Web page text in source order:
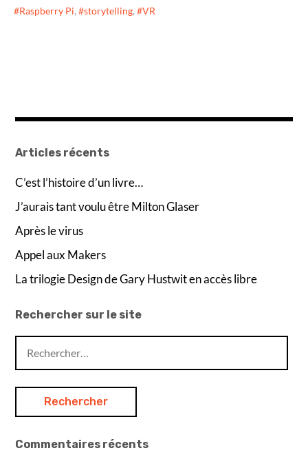
Raspberry Pi, storytelling, VR
Articles récents
C’est l’histoire d’un livre…
J’aurais tant voulu être Milton Glaser
Après le virus
Appel aux Makers
La trilogie Design de Gary Hustwit en accès libre
Rechercher sur le site
Commentaires récents